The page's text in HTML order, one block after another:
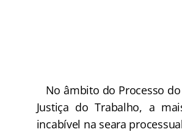
No âmbito do Processo
Justiça do Trabalho, a
incabível na seara